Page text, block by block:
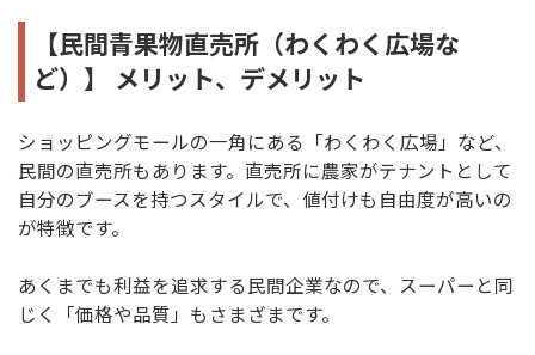
【民間青果物直売所（わくわく広場な
ど）】 メリット、デメリット
ショッピングモールの一角にある「わくわく広場」など、
民間の直売所もあります。直売所に農家がテナントとして
自分のブースを持つスタイルで、値付けも自由度が高いの
が特徴です。
あくまでも利益を追求する民間企業なので、スーパーと同
じく「価格や品質」もさまざまです。